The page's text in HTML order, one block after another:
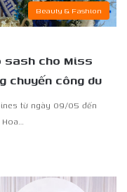
Beauty & Fashion
sash cho Miss
chuyến công du
từ ngày 09/05 đến